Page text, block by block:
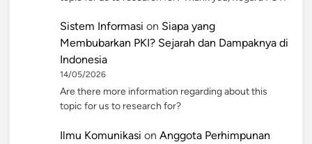
Sistem Informasi on Siapa yang
Membubarkan PKI? Sejarah dan Dampaknya di
Indonesia
14/05/2026
Are there more information regarding about this
topic for us to research for?
Ilmu Komunikasi on Anggota Perhimpunan